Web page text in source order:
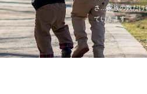
さ…家族の数だけ
ていきます。